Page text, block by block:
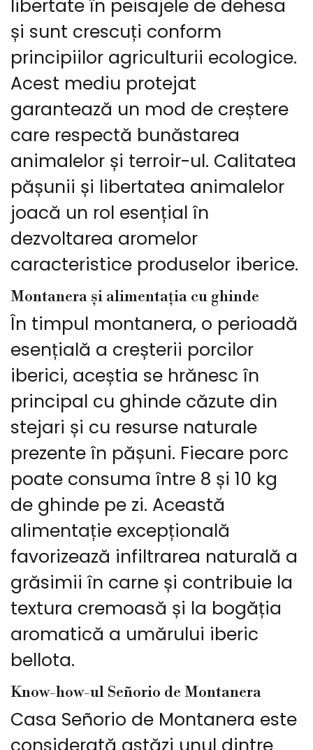
libertate în peisajele de dehesa
și sunt crescuți conform
principiilor agriculturii ecologice.
Acest mediu protejat
garantează un mod de creștere
care respectă bunăstarea
animalelor și terroir-ul. Calitatea
pășunii și libertatea animalelor
joacă un rol esențial în
dezvoltarea aromelor
caracteristice produselor iberice.
Montanera și alimentația cu ghinde
În timpul montanera, o perioadă
esențială a creșterii porcilor
iberici, aceștia se hrănesc în
principal cu ghinde căzute din
stejari și cu resurse naturale
prezente în pășuni. Fiecare porc
poate consuma între 8 și 10 kg
de ghinde pe zi. Această
alimentație excepțională
favorizează infiltrarea naturală a
grăsimii în carne și contribuie la
textura cremoasă și la bogăția
aromatică a umărului iberic
bellota.
Know-how-ul Señorio de Montanera
Casa Señorio de Montanera este